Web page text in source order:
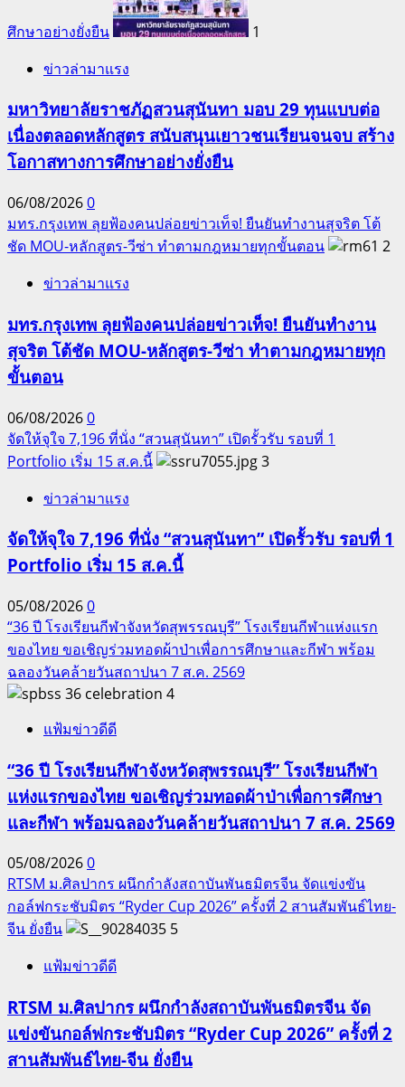
ศึกษาอย่างยั่งยืน
1
ข่าวล่ามาแรง
มหาวิทยาลัยราชภัฏสวนสุนันทา มอบ 29 ทุนแบบต่อ
เนื่องตลอดหลักสูตร สนับสนุนเยาวชนเรียนจนจบ สร้าง
โอกาสทางการศึกษาอย่างยั่งยืน
06/08/20260
มทร.กรุงเทพ ลุยฟ้องคนปล่อยข่าวเท็จ! ยืนยันทำงานสุจริต โต้
ชัด MOU-หลักสูตร-วีซ่า ทำตามกฎหมายทุกขั้นตอน
2
ข่าวล่ามาแรง
มทร.กรุงเทพ ลุยฟ้องคนปล่อยข่าวเท็จ! ยืนยันทำงาน
สุจริต โต้ชัด MOU-หลักสูตร-วีซ่า ทำตามกฎหมายทุก
ขั้นตอน
06/08/20260
จัดให้จุใจ 7,196 ที่นั่ง “สวนสุนันทา” เปิดรั้วรับ รอบที่ 1
Portfolio เริ่ม 15 ส.ค.นี้
3
ข่าวล่ามาแรง
จัดให้จุใจ 7,196 ที่นั่ง “สวนสุนันทา” เปิดรั้วรับ รอบที่ 1
Portfolio เริ่ม 15 ส.ค.นี้
05/08/20260
“36 ปี โรงเรียนกีฬาจังหวัดสุพรรณบุรี” โรงเรียนกีฬาแห่งแรก
ของไทย ขอเชิญร่วมทอดผ้าป่าเพื่อการศึกษาและกีฬา พร้อม
ฉลองวันคล้ายวันสถาปนา 7 ส.ค. 2569
4
แฟ้มข่าวดีดี
“36 ปี โรงเรียนกีฬาจังหวัดสุพรรณบุรี” โรงเรียนกีฬา
แห่งแรกของไทย ขอเชิญร่วมทอดผ้าป่าเพื่อการศึกษา
และกีฬา พร้อมฉลองวันคล้ายวันสถาปนา 7 ส.ค. 2569
05/08/20260
RTSM ม.ศิลปากร ผนึกกำลังสถาบันพันธมิตรจีน จัดแข่งขัน
กอล์ฟกระชับมิตร “Ryder Cup 2026” ครั้งที่ 2 สานสัมพันธ์ไทย-
จีน ยั่งยืน
5
แฟ้มข่าวดีดี
RTSM ม.ศิลปากร ผนึกกำลังสถาบันพันธมิตรจีน จัด
แข่งขันกอล์ฟกระชับมิตร “Ryder Cup 2026” ครั้งที่ 2
สานสัมพันธ์ไทย-จีน ยั่งยืน